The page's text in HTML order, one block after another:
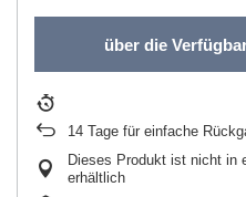
über die
14 Tage für einfache
Dieses Produkt ist nicht in
erhältlich